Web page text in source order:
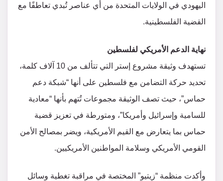
اليهودي في الولايات المتحدة من أي عناصر تُبدي تعاطفًا مع
القضية الفلسطينية.
نهاية الدعم الأمريكي لفلسطين
تستهدف وثيقة مشروع إستر التي تتألف من 10 آلاف كلمة،
تحديد حركة التضامن مع فلسطين على أنها “شبكة دعم
حماس”، حيث تصف الوثيقة مجموعات تُتهم بأنها “معادية
للسامية وإسرائيل وأمريكا”، ومتورطة في تعزيز قضية
حماس بما يتعارض مع القيم الأمريكية، ويضر بمصالح الأمن
القومي الأمريكي وسلامة المواطنين الأمريكيين.
وأكدت منظمة “زيتيو” المختصة في مراقبة تغطية وسائل